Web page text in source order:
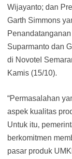
Wijayanto; dan
Garth Simmons
Suparmanto dan
di Novotel
Kamis (15/10).
“Permasalahan
aspek kualitas
Untuk itu,
berkomitmen
pasar produk